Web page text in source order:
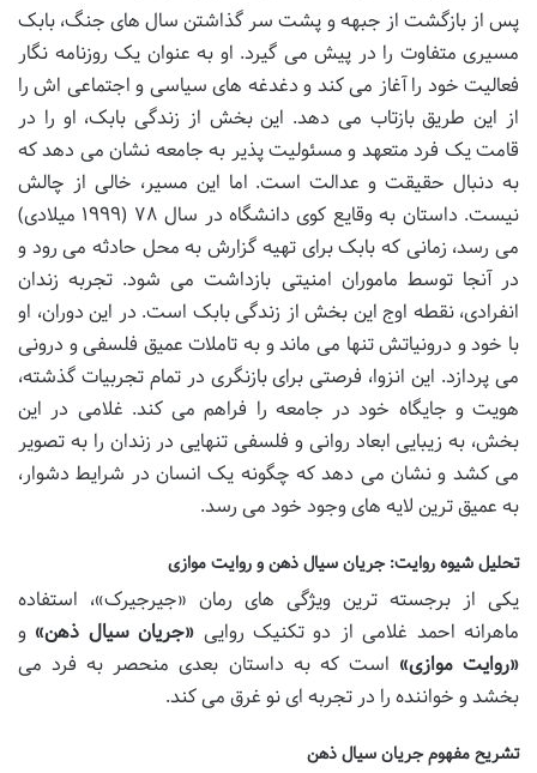
پس از بازگشت از جبهه و پشت سر گذاشتن سال های جنگ، بابک
مسیری متفاوت را در پیش می گیرد. او به عنوان یک روزنامه نگار
فعالیت خود را آغاز می کند و دغدغه های سیاسی و اجتماعی اش را
از این طریق بازتاب می دهد. این بخش از زندگی بابک، او را در
قامت یک فرد متعهد و مسئولیت پذیر به جامعه نشان می دهد که
به دنبال حقیقت و عدالت است. اما این مسیر، خالی از چالش
نیست. داستان به وقایع کوی دانشگاه در سال ۷۸ (۱۹۹۹ میلادی)
می رسد، زمانی که بابک برای تهیه گزارش به محل حادثه می رود و
در آنجا توسط ماموران امنیتی بازداشت می شود. تجربه زندان
انفرادی، نقطه اوج این بخش از زندگی بابک است. در این دوران، او
با خود و درونیاتش تنها می ماند و به تاملات عمیق فلسفی و درونی
می پردازد. این انزوا، فرصتی برای بازنگری در تمام تجربیات گذشته،
هویت و جایگاه خود در جامعه را فراهم می کند. غلامی در این
بخش، به زیبایی ابعاد روانی و فلسفی تنهایی در زندان را به تصویر
می کشد و نشان می دهد که چگونه یک انسان در شرایط دشوار،
به عمیق ترین لایه های وجود خود می رسد.
تحلیل شیوه روایت: جریان سیال ذهن و روایت موازی
یکی از برجسته ترین ویژگی های رمان «جیرجیرک»، استفاده
ماهرانه احمد غلامی از دو تکنیک روایی «جریان سیال ذهن» و
«روایت موازی» است که به داستان بعدی منحصر به فرد می
بخشد و خواننده را در تجربه ای نو غرق می کند.
تشریح مفهوم جریان سیال ذهن